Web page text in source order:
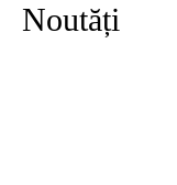
Noutăți